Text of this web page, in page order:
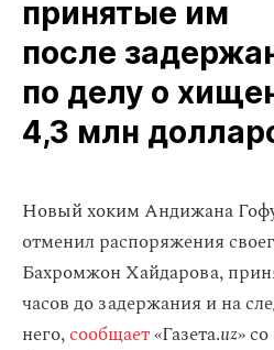
принятые им
после
по делу о
4,3 млн
Новый хоким Андижана
отменил распоряжения
Бахромжон Хайдарова,
часов до задержания и на
него,сообщает«Газета.uz»